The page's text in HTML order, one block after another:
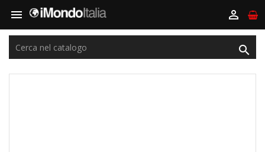
 
